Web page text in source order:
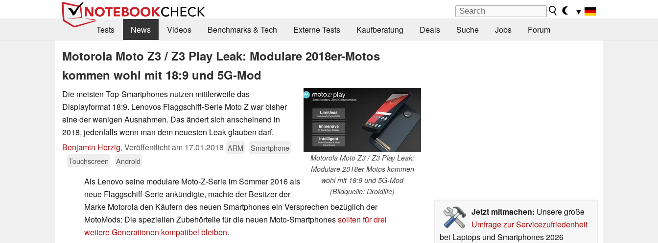
▼
Tests
News Videos Benchmarks & Tech Externe Tests Kaufberatung Deals Suche Jobs Forum
Motorola Moto Z3 / Z3 Play Leak: Modulare 2018er-Motos
kommen wohl mit 18:9 und 5G-Mod
Motorola Moto Z3 / Z3 Play Leak:
Modulare 2018er-Motos kommen
wohl mit 18:9 und 5G-Mod
(Bildquelle: Droidlife)
Die meisten Top-Smartphones nutzen mittlerweile das
Displayformat 18:9. Lenovos Flaggschiff-Serie Moto Z war bisher
eine der wenigen Ausnahmen. Das ändert sich anscheinend in
2018, jedenfalls wenn man dem neuesten Leak glauben darf.
Benjamin Herzig, Veröffentlicht am 17.01.2018 ARM
Smartphone
Touchscreen
Android
Jetzt mitmachen: Unsere große
Umfrage zur Servicezufriedenheit
bei Laptops und Smartphones 2026
Als Lenovo seine modulare Moto-Z-Serie im Sommer 2016 als
neue Flaggschiff-Serie ankündigte, machte der Besitzer der
Marke Motorola den Käufern des neuen Smartphones ein Versprechen bezüglich der
MotoMods: Die speziellen Zubehörteile für die neuen Moto-Smartphonessollten für drei
weitere Generationen kompatibel bleiben.